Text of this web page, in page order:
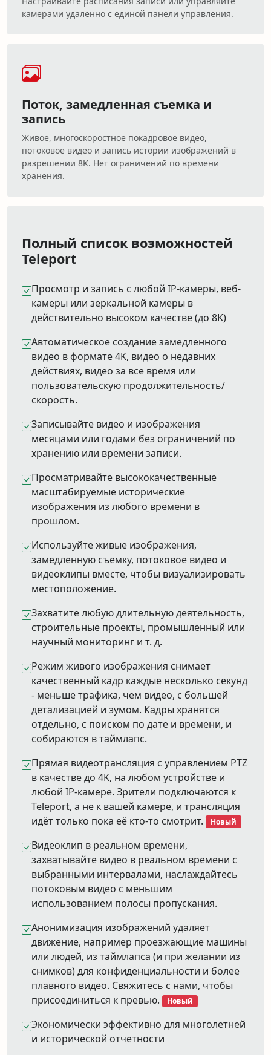
камерами удаленно с единой панели управления.
Поток, замедленная съемка и
запись
Живое, многоскоростное покадровое видео,
потоковое видео и запись истории изображений в
разрешении 8K. Нет ограничений по времени
хранения.
Полный список возможностей
Teleport
Просмотр и запись с любой IP-камеры, веб-
камеры или зеркальной камеры в
действительно высоком качестве (до 8K)
Автоматическое создание замедленного
видео в формате 4K, видео о недавних
действиях, видео за все время или
пользовательскую продолжительность/
скорость.
Записывайте видео и изображения
месяцами или годами без ограничений по
хранению или времени записи.
Просматривайте высококачественные
масштабируемые исторические
изображения из любого времени в
прошлом.
Используйте живые изображения,
замедленную съемку, потоковое видео и
видеоклипы вместе, чтобы визуализировать
местоположение.
Захватите любую длительную деятельность,
строительные проекты, промышленный или
научный мониторинг и т. д.
Режим живого изображения снимает
качественный кадр каждые несколько секунд
- меньше трафика, чем видео, с большей
детализацией и зумом. Кадры хранятся
отдельно, с поиском по дате и времени, и
собираются в таймлапс.
Прямая видеотрансляция с управлением PTZ
в качестве до 4K, на любом устройстве и
любой IP-камере. Зрители подключаются к
Teleport, а не к вашей камере, и трансляция
идёт только пока её кто-то смотрит.
Новый
Видеоклип в реальном времени,
захватывайте видео в реальном времени с
выбранными интервалами, наслаждайтесь
потоковым видео с меньшим
использованием полосы пропускания.
Анонимизация изображений удаляет
движение, например проезжающие машины
или людей, из таймлапса (и при желании из
снимков) для конфиденциальности и более
плавного видео. Свяжитесь с нами, чтобы
присоединиться к превью.
Новый
Экономически эффективно для многолетней
и исторической отчетности